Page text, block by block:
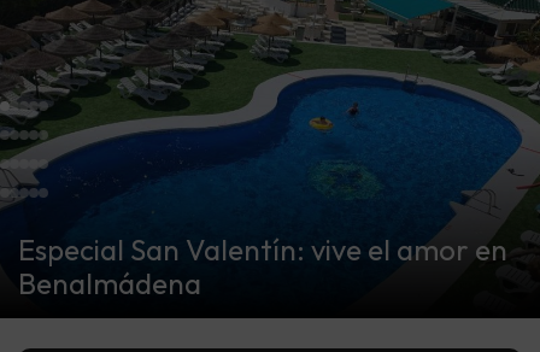
Especial San Valentín: vive el amor en
Benalmádena